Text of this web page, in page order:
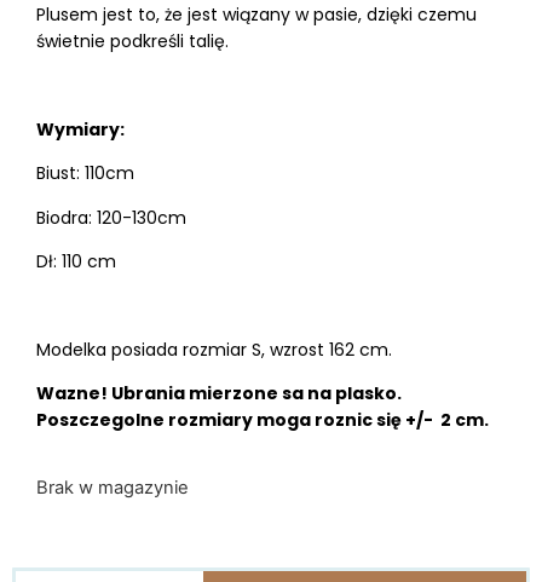
Plusem jest to, że jest wiązany w pasie, dzięki czemu
świetnie podkreśli talię.
Wymiary:
Biust: 110cm
Biodra: 120-130cm
Dł: 110 cm
Modelka posiada rozmiar S, wzrost 162 cm.
Wazne! Ubrania mierzone sa na plasko.
Poszczegolne rozmiary moga roznic się +/- 2 cm.
Brak w magazynie